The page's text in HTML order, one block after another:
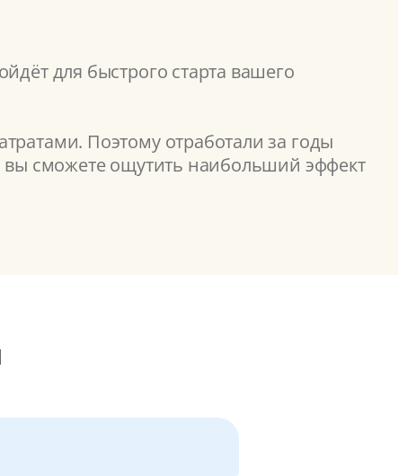
для быстрого старта вашего
Поэтому отработали за годы
сможете ощутить наибольший эффект